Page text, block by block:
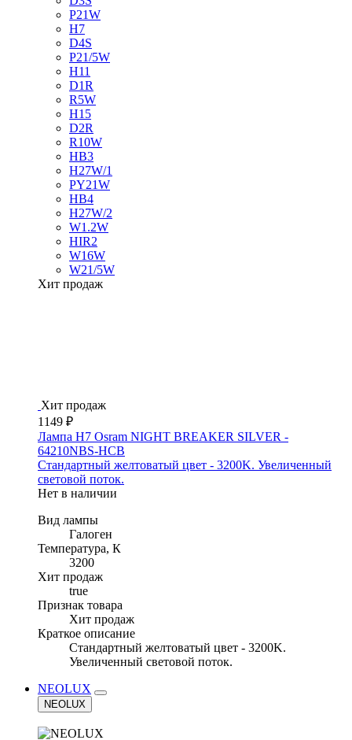
P21W
H7
D4S
P21/5W
H11
D1R
R5W
H15
D2R
R10W
HB3
H27W/1
PY21W
HB4
H27W/2
W1.2W
HIR2
W16W
W21/5W
Хит продаж
Хит продаж
1149 ₽
Лампа H7 Osram NIGHT BREAKER SILVER -
64210NBS-HCB
Стандартный желтоватый цвет - 3200K. Увеличенный
световой поток.
Нет в наличии
Вид лампы
Галоген
Температура, К
3200
Хит продаж
true
Признак товара
Хит продаж
Краткое описание
Стандартный желтоватый цвет - 3200K.
Увеличенный световой поток.
NEOLUX
NEOLUX